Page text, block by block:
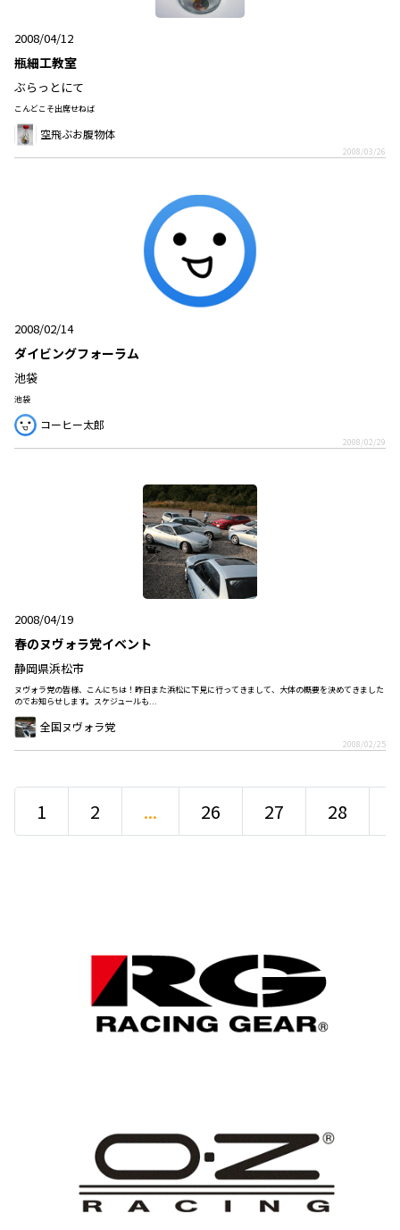
2008/04/12
瓶細工教室
ぶらっとにて
こんどこそ出席せねば
空飛ぶお腹物体
2008/03/26
2008/02/14
ダイビングフォーラム
池袋
池袋
コーヒー太郎
2008/02/29
2008/04/19
春のヌヴォラ党イベント
静岡県浜松市
ヌヴォラ党の皆様、こんにちは！昨日また浜松に下見に行ってきまして、大体の概要を決めてきました
のでお知らせします。スケジュールも...
全国ヌヴォラ党
2008/02/25
1 2 ... 26 27 28